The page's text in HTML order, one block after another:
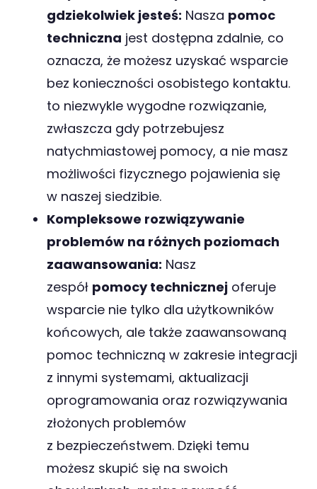
gdziekolwiek jesteś: Nasza pomoc
techniczna jest dostępna zdalnie, co
oznacza, że możesz uzyskać wsparcie
bez konieczności osobistego kontaktu.
to niezwykle wygodne rozwiązanie,
zwłaszcza gdy potrzebujesz
natychmiastowej pomocy, a nie masz
możliwości fizycznego pojawienia się
w naszej siedzibie.
Kompleksowe rozwiązywanie
problemów na różnych poziomach
zaawansowania: Nasz
zespół pomocy technicznej oferuje
wsparcie nie tylko dla użytkowników
końcowych, ale także zaawansowaną
pomoc techniczną w zakresie integracji
z innymi systemami, aktualizacji
oprogramowania oraz rozwiązywania
złożonych problemów
z bezpieczeństwem. Dzięki temu
możesz skupić się na swoich